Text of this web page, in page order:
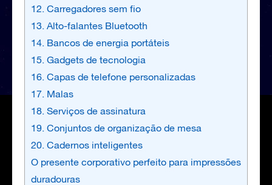
12. Carregadores sem fio
13. Alto-falantes Bluetooth
14. Bancos de energia portáteis
15. Gadgets de tecnologia
16. Capas de telefone personalizadas
17. Malas
18. Serviços de assinatura
19. Conjuntos de organização de mesa
20. Cadernos inteligentes
O presente corporativo perfeito para impressões
duradouras